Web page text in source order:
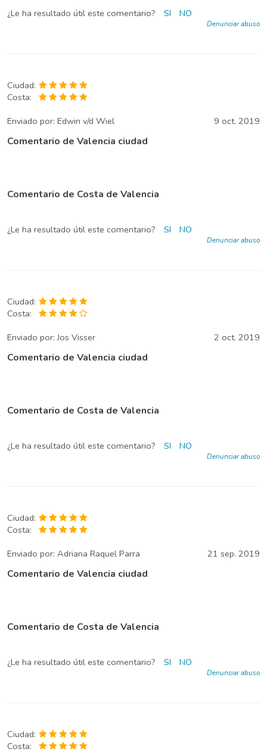
¿Le ha resultado útil este comentario? SI NO
Denunciar abuso
Ciudad:
Costa:
Enviado por: Edwin v/d Wiel 9 oct. 2019
Comentario de Valencia ciudad
Comentario de Costa de Valencia
¿Le ha resultado útil este comentario? SI NO
Denunciar abuso
Ciudad:
Costa:
Enviado por:Jos Visser 2 oct. 2019
Comentario de Valencia ciudad
Comentario de Costa de Valencia
¿Le ha resultado útil este comentario? SI NO
Denunciar abuso
Ciudad:
Costa:
Enviado por: Adriana Raquel Parra 21 sep. 2019
Comentario de Valencia ciudad
Comentario de Costa de Valencia
¿Le ha resultado útil este comentario? SI NO
Denunciar abuso
Ciudad:
Costa: